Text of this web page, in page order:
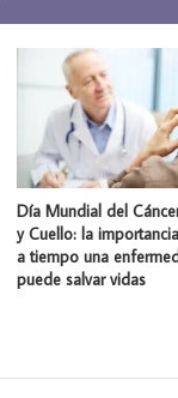
Día Mundial del
y Cuello: la
a tiempo una
puede salvar vidas